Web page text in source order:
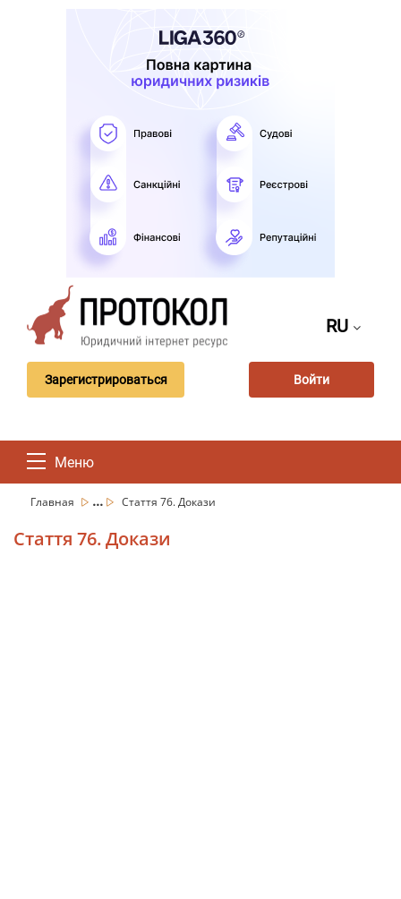
RU
Зарегистрироваться Войти
Меню
Главная ... Стаття 76. Докази
Стаття 76. Докази